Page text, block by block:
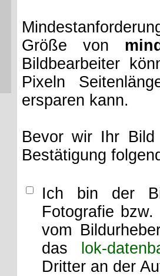
Größe von
Bildbearbeiter
Pixeln
ersparen kann.
Bevor wir Ihr
Bestätigung
Ich bin der
Fotografie
vom
das
lok-
Dritter an der